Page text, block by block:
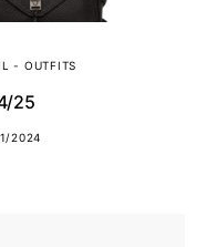
- OUTFITS
25
2024